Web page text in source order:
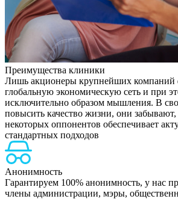
Преимущества клиники
Лишь акционеры крупнейших
глобальную экономическую сеть и при
исключительно образом мышления. В
повысить качество жизни, они
некоторых оппонентов обеспечивает
стандартных подходов
Анонимность
Гарантируем 100% анонимность, у нас
члены администрации, мэры,